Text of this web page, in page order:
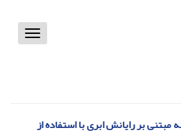
Toggle
بر رایانش ابری با استفاده از